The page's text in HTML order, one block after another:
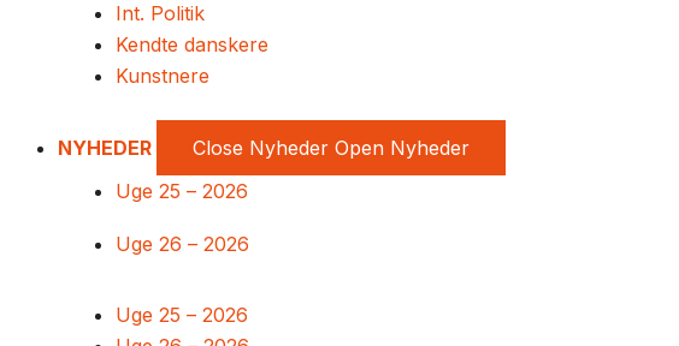
Int. Politik
Kendte danskere
Kunstnere
NYHEDER Close Nyheder Open Nyheder
Uge 25 – 2026
Uge 26 – 2026
Uge 25 – 2026